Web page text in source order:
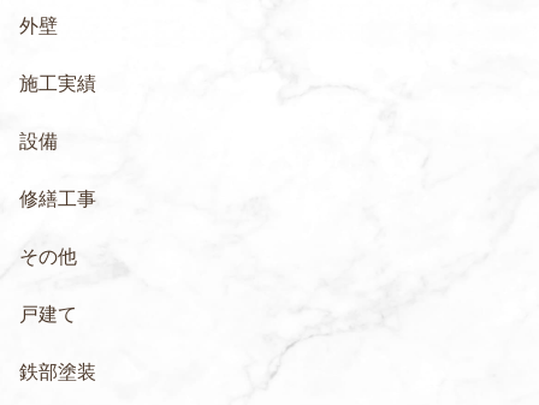
外壁
施工実績
設備
修繕工事
その他
戸建て
鉄部塗装